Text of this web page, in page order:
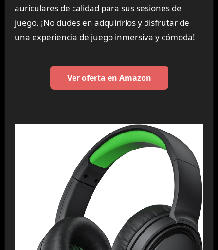
auriculares de calidad para sus sesiones de
juego. ¡No dudes en adquirirlos y disfrutar de
una experiencia de juego inmersiva y cómoda!
Ver oferta en Amazon